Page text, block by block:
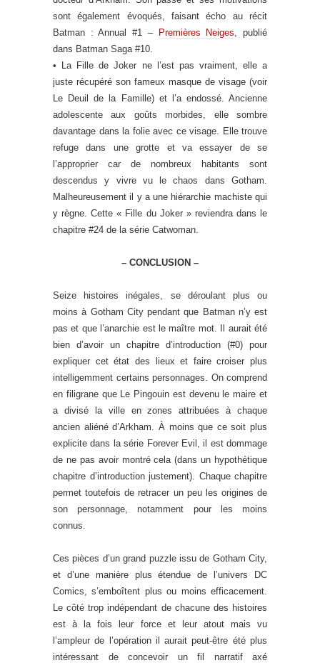
sont également évoqués, faisant écho au récit
Batman : Annual #1 – Premières Neiges , publié
dans Batman Saga #10.
• La Fille de Joker ne l’est pas vraiment, elle a
juste récupéré son fameux masque de visage (voir
Le Deuil de la Famille) et l’a endossé. Ancienne
adolescente aux goûts morbides, elle sombre
davantage dans la folie avec ce visage. Elle trouve
refuge dans une grotte et va essayer de se
l’approprier car de nombreux habitants sont
descendus y vivre vu le chaos dans Gotham.
Malheureusement il y a une hiérarchie machiste qui
y règne. Cette « Fille du Joker » reviendra dans le
chapitre #24 de la série Catwoman.
– CONCLUSION –
Seize histoires inégales, se déroulant plus ou
moins à Gotham City pendant que Batman n’y est
pas et que l’anarchie est le maître mot. Il aurait été
bien d’avoir un chapitre d’introduction (#0) pour
expliquer cet état des lieux et faire croiser plus
intelligemment certains personnages. On comprend
en filigrane que Le Pingouin est devenu le maire et
a divisé la ville en zones attribuées à chaque
ancien aliéné d’Arkham. À moins que ce soit plus
explicite dans la série Forever Evil, il est dommage
de ne pas avoir montré cela (dans un hypothétique
chapitre d’introduction justement). Chaque chapitre
permet toutefois de retracer un peu les origines de
son personnage, notamment pour les moins
connus.
Ces pièces d’un grand puzzle issu de Gotham City,
et d’une manière plus étendue de l’univers DC
Comics, s’emboîtent plus ou moins efficacement.
Le côté trop indépendant de chacune des histoires
est à la fois leur force et leur atout mais vu
l’ampleur de l’opération il aurait peut-être été plus
intéressant de concevoir un fil narratif axé